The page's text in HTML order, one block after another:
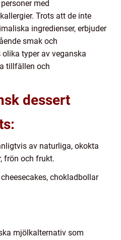
med
Trots att de inte
ingredienser, erbjuder
smak och
typer av veganska
tillfällen och
dessert
av naturliga, okokta
frön och frukt.
chokladbollar
mjölkalternativ som